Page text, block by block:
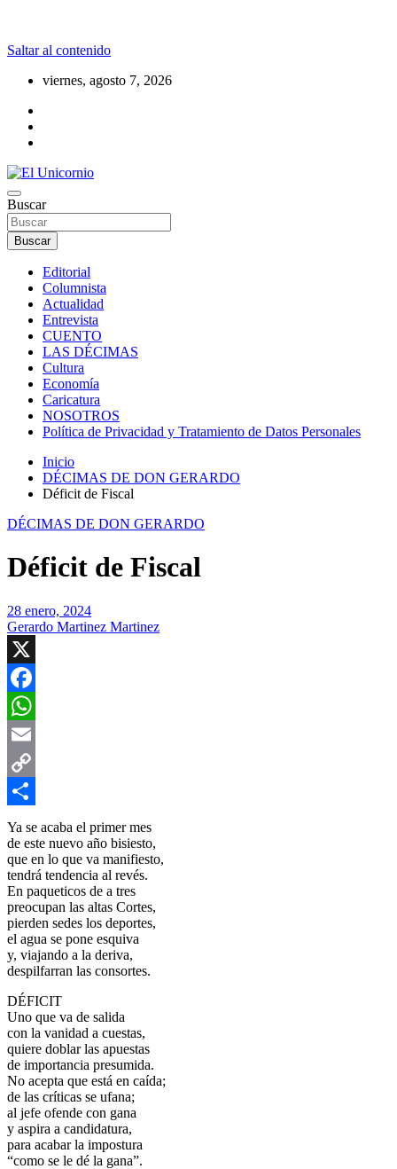
Saltar al contenido
viernes, agosto 7, 2026
El Unicornio
La realidad supera la fantasía
Buscar
Buscar
Editorial
Columnista
Actualidad
Entrevista
CUENTO
LAS DÉCIMAS
Cultura
Economía
Caricatura
NOSOTROS
Política de Privacidad y Tratamiento de Datos Personales
Inicio
DÉCIMAS DE DON GERARDO
Déficit de Fiscal
DÉCIMAS DE DON GERARDO
Déficit de Fiscal
28 enero, 2024
Gerardo Martinez Martinez
X
Facebook
WhatsApp
Email
Copy
Link
Compartir
Ya se acaba el primer mes
de este nuevo año bisiesto,
que en lo que va manifiesto,
tendrá tendencia al revés.
En paqueticos de a tres
preocupan las altas Cortes,
pierden sedes los deportes,
el agua se pone esquiva
y, viajando a la deriva,
despilfarran las consortes.
DÉFICIT
Uno que va de salida
con la vanidad a cuestas,
quiere doblar las apuestas
de importancia presumida.
No acepta que está en caída;
de las críticas se ufana;
al jefe ofende con gana
y aspira a candidatura,
para acabar la impostura
“como se le dé la gana”.